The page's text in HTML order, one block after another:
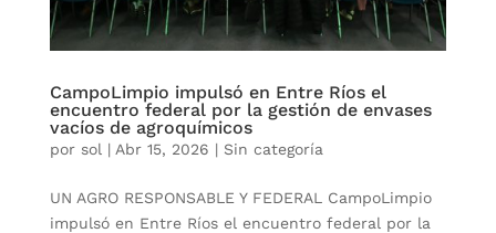
CampoLimpio impulsó en Entre Ríos el
encuentro federal por la gestión de envases
vacíos de agroquímicos
por sol | Abr 15, 2026 | Sin categoría
UN AGRO RESPONSABLE Y FEDERAL CampoLimpio
impulsó en Entre Ríos el encuentro federal por la